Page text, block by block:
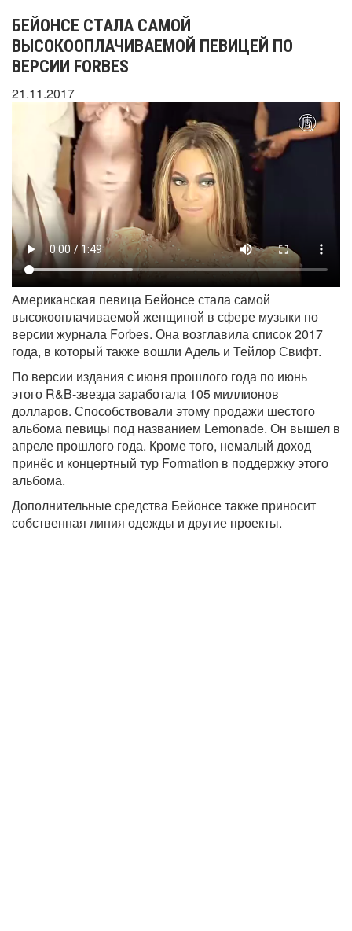
БЕЙОНСЕ СТАЛА САМОЙ
ВЫСОКООПЛАЧИВАЕМОЙ ПЕВИЦЕЙ ПО
ВЕРСИИ FORBES
21.11.2017
Американская певица Бейонсе стала самой
высокооплачиваемой женщиной в сфере музыки по
версии журнала Forbes. Она возглавила список 2017
года, в который также вошли Адель и Тейлор Свифт.
По версии издания с июня прошлого года по июнь
этого R&B-звезда заработала 105 миллионов
долларов. Способствовали этому продажи шестого
альбома певицы под названием Lemonade. Он вышел в
апреле прошлого года. Кроме того, немалый доход
принёс и концертный тур Formation в поддержку этого
альбома.
Дополнительные средства Бейонсе также приносит
собственная линия одежды и другие проекты.